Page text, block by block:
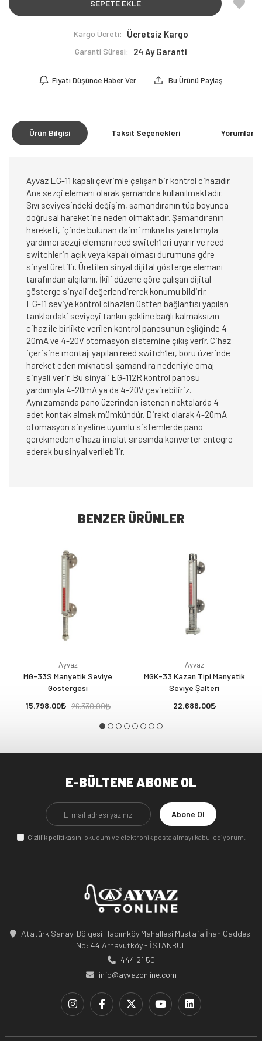
SEPETE EKLE
Kargo Ücreti: Ücretsiz Kargo
Garanti Süresi: 24 Ay Garanti
Fiyatı Düşünce Haber Ver Bu Ürünü Paylaş
Ürün Bilgisi Taksit Seçenekleri Yorumlar
Ayvaz EG-11 kapalı çevrimle çalışan bir kontrol cihazıdır.
Ana sezgi elemanı olarak şamandıra kullanılmaktadır.
Sıvı seviyesindeki değişim, şamandıranın tüp boyunca
doğrusal hareketine neden olmaktadır. Şamandıranın
hareketi, içinde bulunan daimi mıknatıs yaratımıyla
yardımcı sezgi elemanı reed switch’leri uyarır ve reed
switchlerin açık veya kapalı olması durumuna göre
sinyal üretilir. Üretilen sinyal dijital gösterge elemanı
tarafından algılanır. İkili düzene göre çalışan dijital
gösterge sinyali değerlendirerek konumu bildirir.
EG-11 seviye kontrol cihazları üstten bağlantısı yapılan
tanklardaki seviyeyi tankın şekline bağlı kalmaksızın
cihaz ile birlikte verilen kontrol panosunun eşliğinde 4-
20mA ve 4-20V otomasyon sistemine çıkış verir. Cihaz
içerisine montajı yapılan reed switch’ler, boru üzerinde
hareket eden mıknatıslı şamandıra nedeniyle omaj
sinyali verir. Bu sinyali EG-112R kontrol panosu
yardımıyla 4-20mA ya da 4-20V çevirebiliriz.
Aynı zamanda pano üzerinden istenen noktalarda 4
adet kontak almak mümkündür. Direkt olarak 4-20mA
otomasyon sinyaline uyumlu sistemlerde pano
gerekmeden cihaza imalat sırasında konverter entegre
ederek bu sinyal verilebilir.
BENZER ÜRÜNLER
Ayvaz
MG-33S Manyetik Seviye
Göstergesi
15.798,00
26.330,00
Ayvaz
MGK-33 Kazan Tipi Manyetik
Seviye Şalteri
22.686,00
E-BÜLTENE ABONE OL
Abone Ol
Gizlilik politikasını okudum ve elektronik posta almayı kabul ediyorum.
Atatürk Sanayi Bölgesi Hadımköy Mahallesi Mustafa İnan Caddesi
No: 44 Arnavutköy - İSTANBUL
444 21 50
info@ayvazonline.com